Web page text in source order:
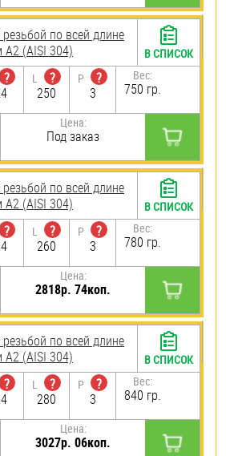
по всей длине
А2 (AISI 304)
?
L
?
250
P
?
3
Вес:
750 гр.
Цена:
Под заказ
В СПИСОК
по всей длине
А2 (AISI 304)
?
L
?
260
P
?
3
Вес:
780 гр.
Цена:
2818р. 74коп.
В СПИСОК
по всей длине
А2 (AISI 304)
?
L
?
280
P
?
3
Вес:
840 гр.
Цена:
3027р. 06коп.
В СПИСОК